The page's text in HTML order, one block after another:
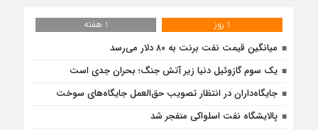
1 روز
1 هفته
میانگین قیمت نفت برنت به ۸۰ دلار می‌رسد
یک سوم گازوئیل دنیا زیر آتش جنگ؛ بحران جدی است
جایگاه‌داران در انتظار تصویب حق‌العمل جایگاه‌های سوخت
پالایشگاه نفت اسلواکی منفجر شد